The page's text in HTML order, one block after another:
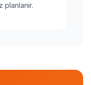
planlanir.